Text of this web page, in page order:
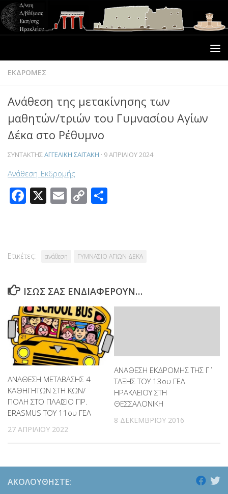
ΕΚΔΡΟΜΕΣ
Ανάθεση της μετακίνησης των
μαθητών/τριών του Γυμνασίου Αγίων
Δέκα στο Ρέθυμνο
ΣΥΝΤΆΚΤΗΣΑΓΓΕΛΙΚΉ ΣΑΪΤΆΚΗ · 9 ΑΠΡΙΛΊΟΥ 2024
Ανάθεση_Εκδρομής
Facebook
X Email
Copy
Ετικέτες: ανάθεση ΓΥΜΝΑΣΙΟ ΑΓΙΩΝ ΔΕΚΑ
ΊΣΩΣ ΣΑΣ ΕΝΔΙΑΦΈΡΟΥΝ…
ΑΝΑΘΕΣΗ ΜΕΤΑΒΑΣΗΣ 4
ΚΑΘΗΓΗΤΩΝ ΣΤΗ ΚΩΝ/
ΠΟΛΗ ΣΤΟ ΠΛΑΙΣΙΟ ΠΡ.
ERASMUS ΤΟΥ 11ου ΓΕΛ
27 ΑΠΡΙΛΊΟΥ 2022
ΑΝΑΘΕΣΗ ΕΚΔΡΟΜΗΣ ΤΗΣ Γ΄
ΤΑΞΗΣ ΤΟΥ 13ου ΓΕΛ
ΗΡΑΚΛΕΙΟΥ ΣΤΗ
ΘΕΣΣΑΛΟΝΙΚΗ
8 ΔΕΚΕΜΒΡΊΟΥ 2016
ΑΚΟΛΟΥΘΉΣΤΕ: